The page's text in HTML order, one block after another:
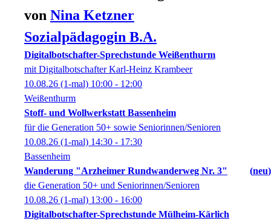
von Nina Ketzner
Sozialpädagogin B.A.
Digitalbotschafter-Sprechstunde Weißenthurm
mit Digitalbotschafter Karl-Heinz Krambeer
10.08.26 (1-mal) 10:00 - 12:00
Weißenthurm
Stoff- und Wollwerkstatt Bassenheim
für die Generation 50+ sowie Seniorinnen/Senioren
10.08.26 (1-mal) 14:30 - 17:30
Bassenheim
Wanderung "Arzheimer Rundwanderweg Nr. 3"
neu
die Generation 50+ und Seniorinnen/Senioren
10.08.26 (1-mal) 13:00 - 16:00
Digitalbotschafter-Sprechstunde Mülheim-Kärlich